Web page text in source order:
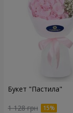
Букет "Пастила"
1 128 грн